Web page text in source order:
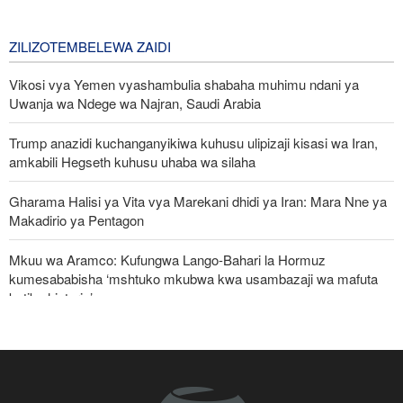
ZILIZOTEMBELEWA ZAIDI
Vikosi vya Yemen vyashambulia shabaha muhimu ndani ya
Uwanja wa Ndege wa Najran, Saudi Arabia
Trump anazidi kuchanganyikiwa kuhusu ulipizaji kisasi wa Iran,
amkabili Hegseth kuhusu uhaba wa silaha
Gharama Halisi ya Vita vya Marekani dhidi ya Iran: Mara Nne ya
Makadirio ya Pentagon
Mkuu wa Aramco: Kufungwa Lango-Bahari la Hormuz
kumesababisha ‘mshtuko mkubwa kwa usambazaji wa mafuta
katika historia’
katika Bahari Nyekundu
Ghaza yafanya maziko makubwa zaidi ya halaiki ya Wapalestina